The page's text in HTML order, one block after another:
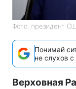
Фото: президент
Понимай
не слухов с
Верховная